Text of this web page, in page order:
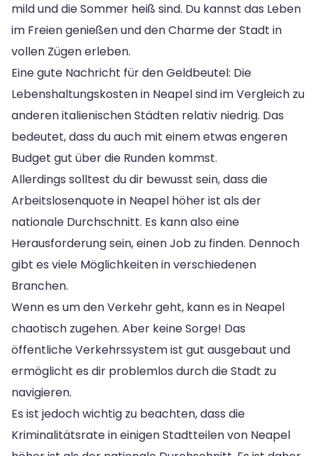
mild und die Sommer heiß sind. Du kannst das Leben
im Freien genießen und den Charme der Stadt in
vollen Zügen erleben.
Eine gute Nachricht für den Geldbeutel: Die
Lebenshaltungskosten in Neapel sind im Vergleich zu
anderen italienischen Städten relativ niedrig. Das
bedeutet, dass du auch mit einem etwas engeren
Budget gut über die Runden kommst.
Allerdings solltest du dir bewusst sein, dass die
Arbeitslosenquote in Neapel höher ist als der
nationale Durchschnitt. Es kann also eine
Herausforderung sein, einen Job zu finden. Dennoch
gibt es viele Möglichkeiten in verschiedenen
Branchen.
Wenn es um den Verkehr geht, kann es in Neapel
chaotisch zugehen. Aber keine Sorge! Das
öffentliche Verkehrssystem ist gut ausgebaut und
ermöglicht es dir problemlos durch die Stadt zu
navigieren.
Es ist jedoch wichtig zu beachten, dass die
Kriminalitätsrate in einigen Stadtteilen von Neapel